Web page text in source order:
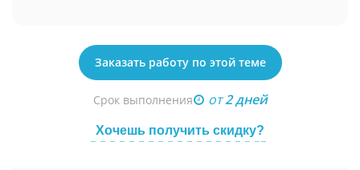
Заказать работу по этой теме
Срок выполнения от2 дней
Хочешь получить скидку?